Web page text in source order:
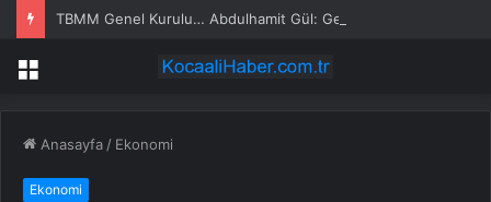
Menü
Anasayfa / Ekonomi
Ekonomi